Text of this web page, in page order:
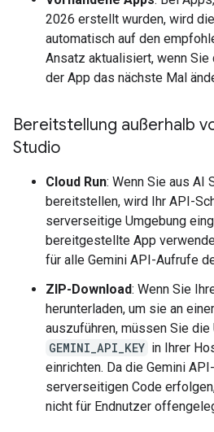
2026 erstellt wurden, wird
automatisch auf den
Ansatz aktualisiert, wenn Sie
der App das nächste Mal
Bereitstellung außerhalb
Studio
Cloud Run: Wenn Sie aus AI
bereitstellen, wird Ihr API-
serverseitige Umgebung
bereitgestellte App
für alle Gemini API-Aufrufe
ZIP-Download: Wenn Sie
herunterladen, um sie an
auszuführen, müssen Sie
GEMINI_API_KEY in Ihrer
einrichten. Da die Gemini
serverseitigen Code
nicht für Endnutzer